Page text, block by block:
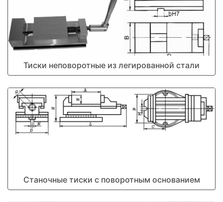
Тиски неповоротные из легированной стали
Станочные тиски с поворотным основанием